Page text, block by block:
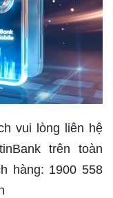
vui lòng liên hệ
trên toàn
hàng: 1900 558